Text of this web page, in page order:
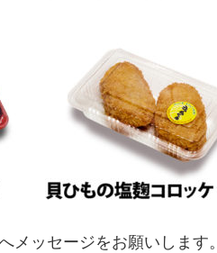
メッセージをお願いします。